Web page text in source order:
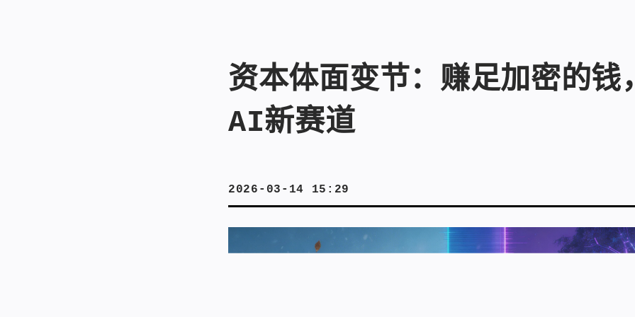
资本体面变节：赚足加密的钱
AI新赛道
2026-03-14 15:29